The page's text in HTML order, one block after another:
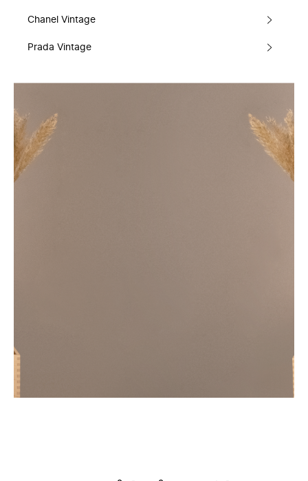
Chanel Vintage
Prada Vintage